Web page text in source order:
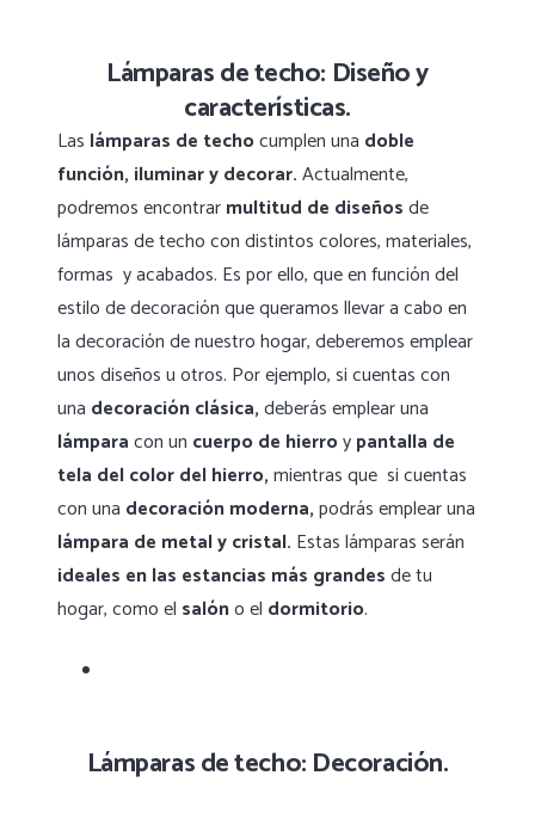
Lámparas de techo: Diseño y
características.
Las lámparas de techocumplen una doble
función, iluminar y decorar.Actualmente,
podremos encontrarmultitud de diseñosde
lámparas de techo con distintos colores, materiales,
formas y acabados. Es por ello, que en función del
estilo de decoración que queramos llevar a cabo en
la decoración de nuestro hogar, deberemos emplear
unos diseños u otros. Por ejemplo, si cuentas con
una decoración clásica,deberás emplear una
lámparacon un cuerpo de hierroypantalla de
tela del color del hierro,mientras que si cuentas
con una decoración moderna,podrás emplear una
lámpara de metal y cristal. Estas lámparas serán
ideales en las estancias más grandesde tu
hogar, como el salóno el dormitorio.
Lámparas de techo: Decoración.